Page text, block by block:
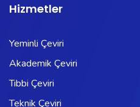
Hizmetler
Yeminli Çeviri
Akademik Çeviri
Tıbbi Çeviri
Teknik Çeviri